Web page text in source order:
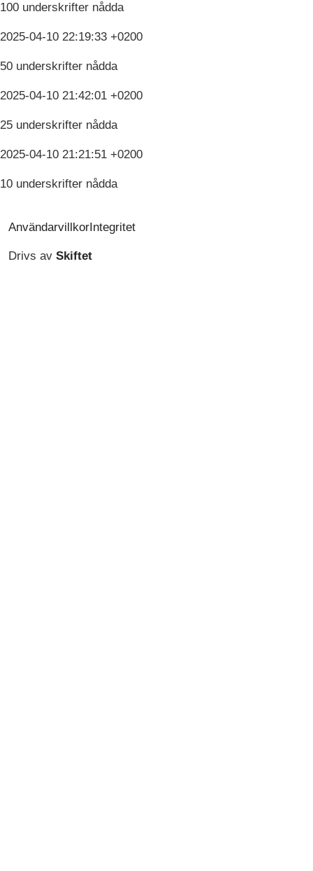
100 underskrifter nådda
2025-04-10 22:19:33 +0200
50 underskrifter nådda
2025-04-10 21:42:01 +0200
25 underskrifter nådda
2025-04-10 21:21:51 +0200
10 underskrifter nådda
AnvändarvillkorIntegritet
Drivs av Skiftet